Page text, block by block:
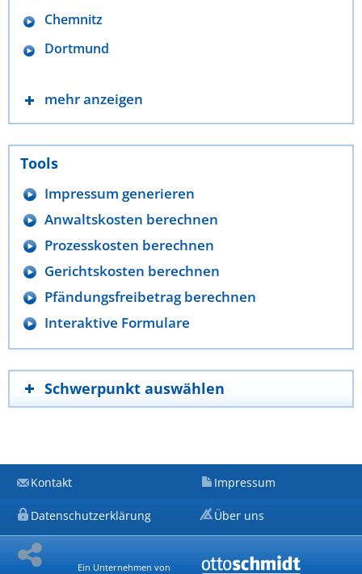
Chemnitz
Dortmund
mehr anzeigen
Tools
Impressum generieren
Anwaltskosten berechnen
Prozesskosten berechnen
Gerichtskosten berechnen
Pfändungsfreibetrag berechnen
Interaktive Formulare
Schwerpunkt auswählen
Kontakt Impressum
Datenschutzerklärung Über uns
Ein Unternehmen von